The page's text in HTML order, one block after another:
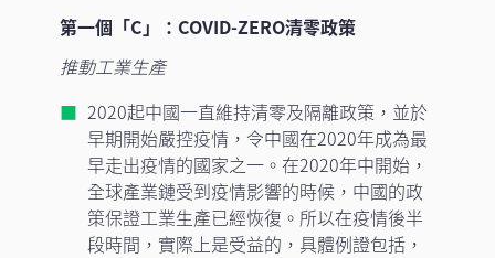
第一個「C」：COVID-ZERO清零政策
推動工業生產
2020起中國一直維持清零及隔離政策，並於
早期開始嚴控疫情，令中國在2020年成為最
早走出疫情的國家之一。在2020年中開始，
全球產業鏈受到疫情影響的時候，中國的政
策保證工業生產已經恢復。所以在疫情後半
段時間，實際上是受益的，具體例證包括，